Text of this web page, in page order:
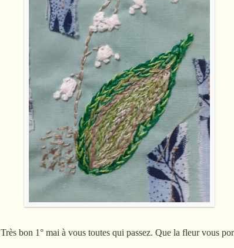
Très bon 1° mai à vous toutes qui passez. Que la fleur vous